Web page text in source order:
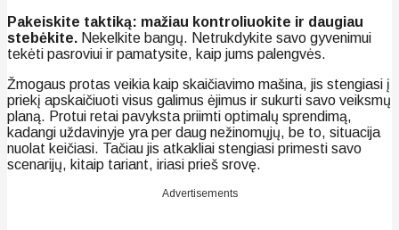
Pakeiskite taktiką: mažiau kontroliuokite ir daugiau
stebėkite. Nekelkite bangų. Netrukdykite savo gyvenimui
tekėti pasroviui ir pamatysite, kaip jums palengvės.
Žmogaus protas veikia kaip skaičiavimo mašina, jis stengiasi į
priekį apskaičiuoti visus galimus ėjimus ir sukurti savo veiksmų
planą. Protui retai pavyksta priimti optimalų sprendimą,
kadangi uždavinyje yra per daug nežinomųjų, be to, situacija
nuolat keičiasi. Tačiau jis atkakliai stengiasi primesti savo
scenarijų, kitaip tariant, iriasi prieš srovę.
Advertisements